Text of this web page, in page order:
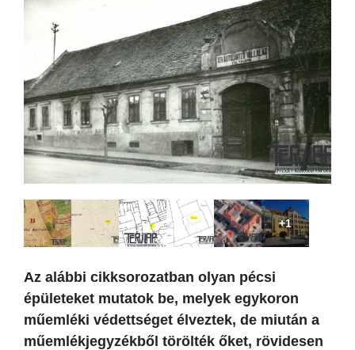
+1
Az alábbi cikksorozatban olyan pécsi
épületeket mutatok be, melyek egykoron
műemléki védettséget élveztek, de miután a
műemlékjegyzékből törölték őket, rövidesen